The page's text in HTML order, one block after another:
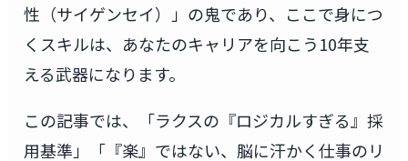
性（サイゲンセイ）」の鬼であり、ここで身につ
くスキルは、あなたのキャリアを向こう10年支
える武器になります。
この記事では、「ラクスの『ロジカルすぎる』採
用基準」「『楽』ではない、脳に汗かく仕事のリ